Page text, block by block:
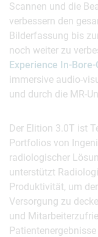
Scannen und die
verbessern den
Bilderfassung bis
noch weiter zu
Experience In-
immersive audio-
und durch die MR-
Der Elition 3.0T ist
Portfolios von
radiologischer
unterstützt
Produktivität, um
Versorgung zu
und